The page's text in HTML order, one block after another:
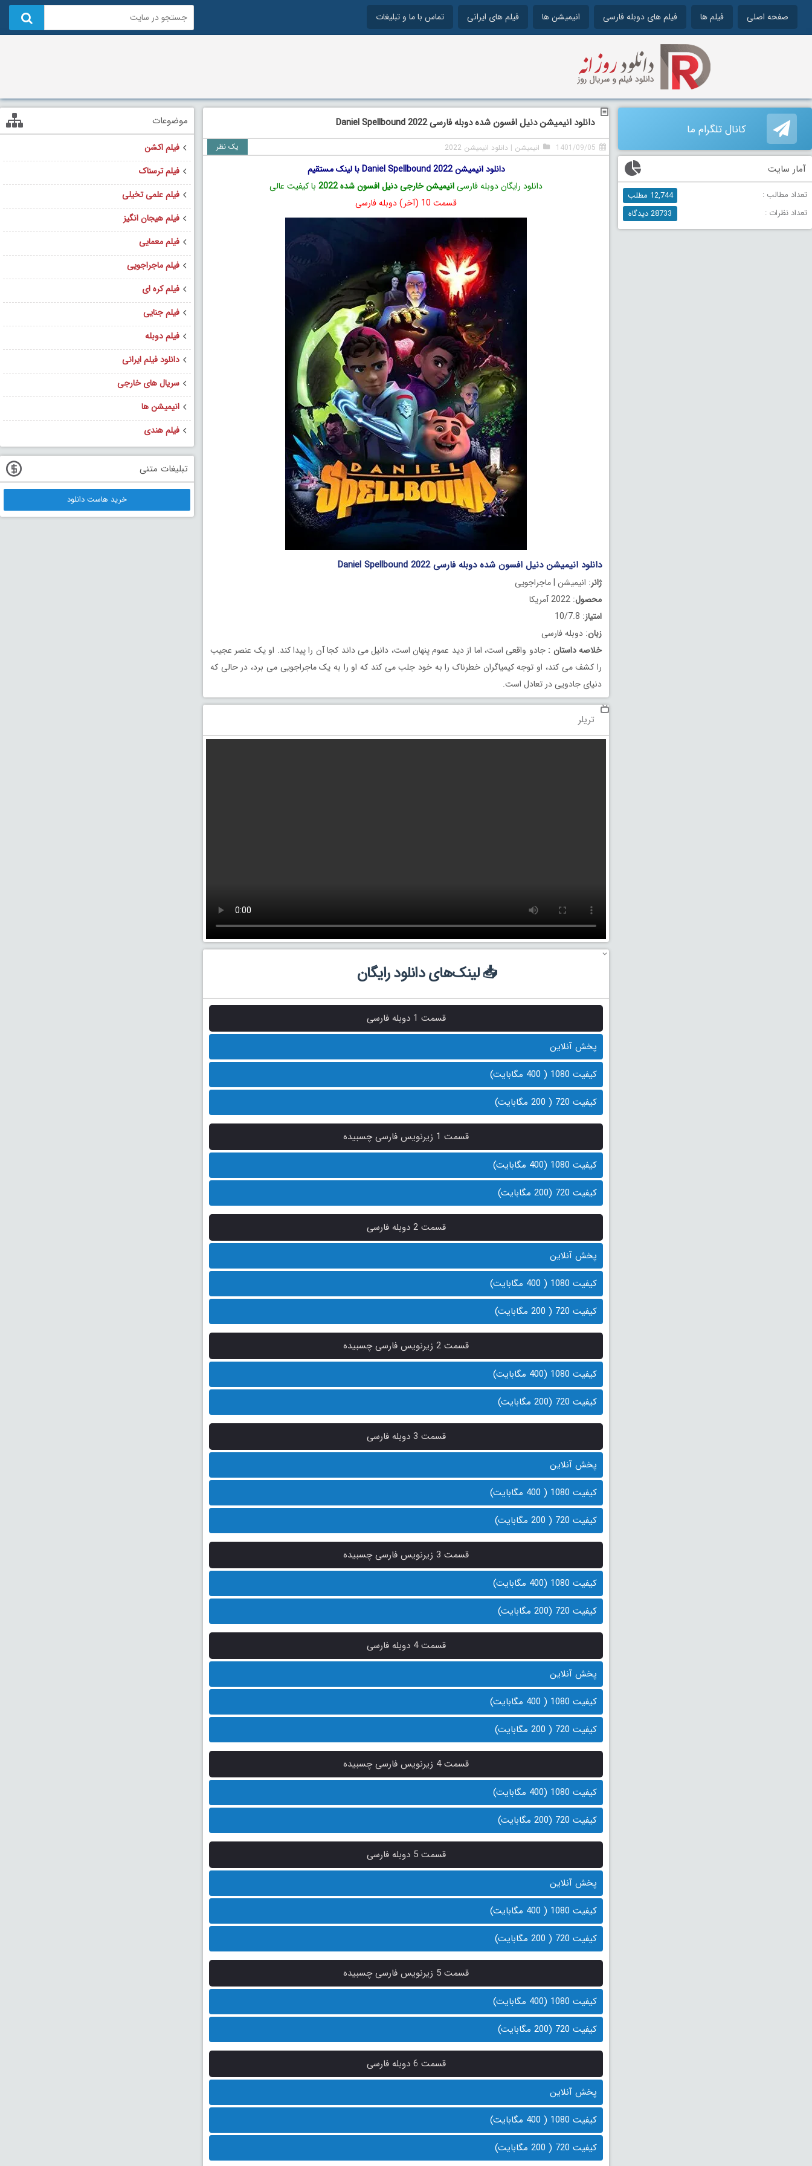
صفحه اصلی فیلم ها فیلم های دوبله فارسی انیمیشن ها فیلم های ایرانی تماس با ما و تبلیغات
دانلود انیمیشن دنیل افسون شده دوبله فارسی Daniel Spellbound 2022
1401/09/05 انیمیشن | دانلود انیمیشن 2022 یک نظر
دانلود انیمیشن Daniel Spellbound 2022 با لینک مستقیم
دانلود رایگان دوبله فارسیانیمیشن خارجی دنیل افسون شده 2022
با کیفیت عالی
قسمت 10 (آخر) دوبله فارسی
دانلود انیمیشن دنیل افسون شده دوبله فارسی Daniel Spellbound 2022
ژانر: انیمیشن | ماجراجویی
محصول: 2022 آمریکا
امتیاز: 10/7.8
زبان: دوبله فارسی
خلاصه داستان : جادو واقعی است، اما از دید عموم پنهان است، دانیل می داند کجا آن را پیدا کند. او یک عنصر عجیب
را کشف می کند، او توجه کیمیاگران خطرناک را به خود جلب می کند که او را به یک ماجراجویی می برد، در حالی که
دنیای جادویی در تعادل است.
تریلر
📥 لینک‌های دانلود رایگان
قسمت 1 دوبله فارسی
پخش آنلاین
کیفیت 1080 ( 400 مگابایت)
کیفیت 720 ( 200 مگابایت)
قسمت 1 زیرنویس فارسی چسبیده
کیفیت 1080 (400 مگابایت)
کیفیت 720 (200 مگابایت)
قسمت 2 دوبله فارسی
پخش آنلاین
کیفیت 1080 ( 400 مگابایت)
کیفیت 720 ( 200 مگابایت)
قسمت 2 زیرنویس فارسی چسبیده
کیفیت 1080 (400 مگابایت)
کیفیت 720 (200 مگابایت)
قسمت 3 دوبله فارسی
پخش آنلاین
کیفیت 1080 ( 400 مگابایت)
کیفیت 720 ( 200 مگابایت)
قسمت 3 زیرنویس فارسی چسبیده
کیفیت 1080 (400 مگابایت)
کیفیت 720 (200 مگابایت)
قسمت 4 دوبله فارسی
پخش آنلاین
کیفیت 1080 ( 400 مگابایت)
کیفیت 720 ( 200 مگابایت)
قسمت 4 زیرنویس فارسی چسبیده
کیفیت 1080 (400 مگابایت)
کیفیت 720 (200 مگابایت)
قسمت 5 دوبله فارسی
پخش آنلاین
کیفیت 1080 ( 400 مگابایت)
کیفیت 720 ( 200 مگابایت)
قسمت 5 زیرنویس فارسی چسبیده
کیفیت 1080 (400 مگابایت)
کیفیت 720 (200 مگابایت)
قسمت 6 دوبله فارسی
پخش آنلاین
کیفیت 1080 ( 400 مگابایت)
کیفیت 720 ( 200 مگابایت)
کانال تلگرام ما
آمار سایت
تعداد مطالب :
12,744 مطلب
تعداد نظرات :
28733 دیدگاه
موضوعات
فیلم اکشن
فیلم ترسناک
فیلم علمی تخیلی
فیلم هیجان انگیز
فیلم معمایی
فیلم ماجراجویی
فیلم کره ای
فیلم جنایی
فیلم دوبله
دانلود فیلم ایرانی
سریال های خارجی
انیمیشن ها
فیلم هندی
تبلیغات متنی
خرید هاست دانلود